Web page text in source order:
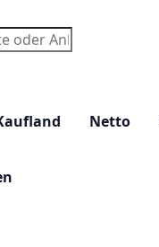
Netto